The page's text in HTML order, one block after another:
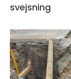
svejsning